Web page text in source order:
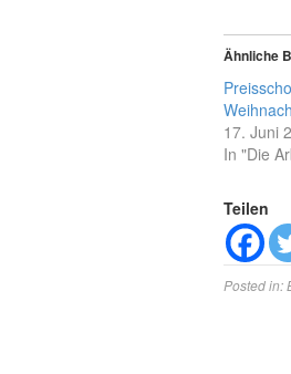
Ähnliche
17. Juni
In "Die
Teilen
Posted in: